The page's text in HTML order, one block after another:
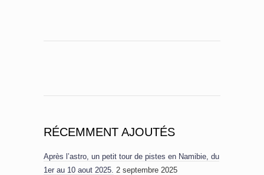
RÉCEMMENT AJOUTÉS
Après l’astro, un petit tour de pistes en Namibie, du
1er au 10 aout 2025. 2 septembre 2025